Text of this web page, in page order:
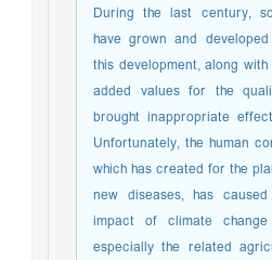
During the last century,
have grown and
this development, along
added values for the
brought inappropriate
Unfortunately, the human
which has created for the
new diseases, has
impact of climate
especially the related